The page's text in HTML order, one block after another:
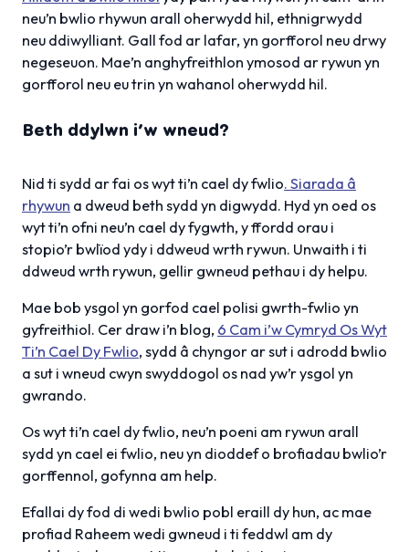
neu’n bwlio rhywun arall oherwydd hil, ethnigrwydd
neu ddiwylliant. Gall fod ar lafar, yn gorfforol neu drwy
negeseuon. Mae’n anghyfreithlon ymosod ar rywun yn
gorfforol neu eu trin yn wahanol oherwydd hil.
Beth ddylwn i’w wneud?
Nid ti sydd ar fai os wyt ti’n cael dy fwlio. Siarada â
rhywun a dweud beth sydd yn digwydd. Hyd yn oed os
wyt ti’n ofni neu’n cael dy fygwth, y ffordd orau i
stopio’r bwlïod ydy i ddweud wrth rywun. Unwaith i ti
ddweud wrth rywun, gellir gwneud pethau i dy helpu.
Mae bob ysgol yn gorfod cael polisi gwrth-fwlio yn
gyfreithiol. Cer draw i’n blog, 6 Cam i’w Cymryd Os Wyt
Ti’n Cael Dy Fwlio, sydd â chyngor ar sut i adrodd bwlio
a sut i wneud cwyn swyddogol os nad yw’r ysgol yn
gwrando.
Os wyt ti’n cael dy fwlio, neu’n poeni am rywun arall
sydd yn cael ei fwlio, neu yn dioddef o brofiadau bwlio’r
gorffennol, gofynna am help.
Efallai dy fod di wedi bwlio pobl eraill dy hun, ac mae
profiad Raheem wedi gwneud i ti feddwl am dy